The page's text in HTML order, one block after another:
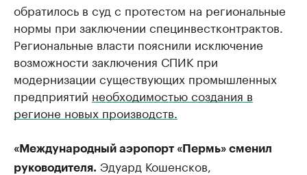
обратилось в суд с протестом на региональные
нормы при заключении специнвестконтрактов.
Региональные власти пояснили исключение
возможности заключения СПИК при
модернизации существующих промышленных
предприятий необходимостью создания в
регионе новых производств.
«Международный аэропорт «Пермь» сменил
руководителя. Эдуард Кошенсков,